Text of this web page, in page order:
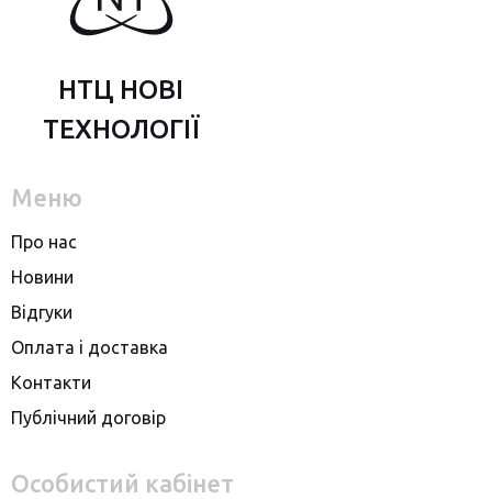
НТЦ НОВІ
ТЕХНОЛОГІЇ
Меню
Про нас
Новини
Вiдгуки
Оплата i доставка
Контакти
Публiчний договiр
Особистий кабінет